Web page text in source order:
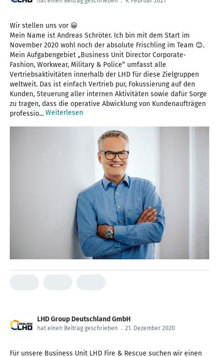
Wir stellen uns vor 😀
Mein Name ist Andreas Schröter. Ich bin mit dem Start im
November 2020 wohl noch der absolute Frischling im Team 😊.
Mein Aufgabengebiet „Business Unit Director Corporate-
Fashion, Workwear, Military & Police“ umfasst alle
Vertriebsaktivitäten innerhalb der LHD für diese Zielgruppen
weltweit. Das ist einfach Vertrieb pur, Fokussierung auf den
Kunden, Steuerung aller internen Aktivitäten sowie dafür Sorge
zu tragen, dass die operative Abwicklung von Kundenaufträgen
professio... Weiterlesen
LHD Group Deutschland GmbH
hat einen Beitrag geschrieben . 21. Dezember 2020
Für unsere Business Unit LHD Fire & Rescue suchen wir einen